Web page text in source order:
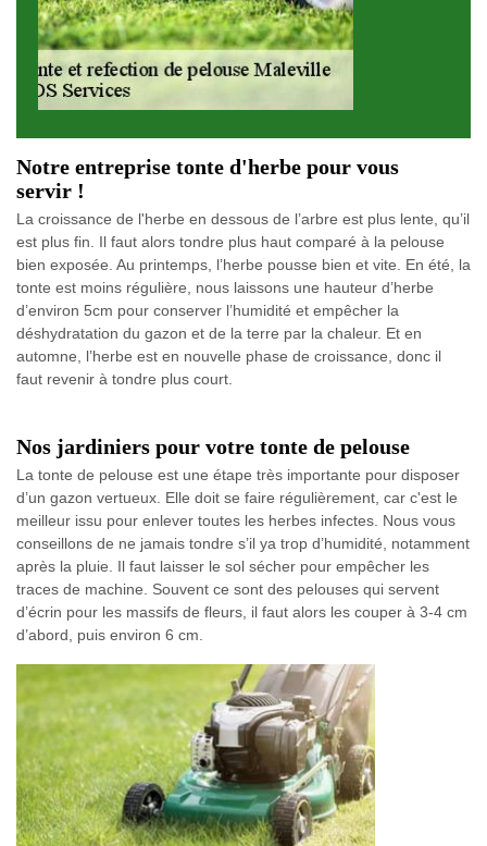
Notre entreprise tonte d'herbe pour vous
servir !
La croissance de l'herbe en dessous de l’arbre est plus lente, qu’il
est plus fin. Il faut alors tondre plus haut comparé à la pelouse
bien exposée. Au printemps, l’herbe pousse bien et vite. En été, la
tonte est moins régulière, nous laissons une hauteur d’herbe
d’environ 5cm pour conserver l’humidité et empêcher la
déshydratation du gazon et de la terre par la chaleur. Et en
automne, l’herbe est en nouvelle phase de croissance, donc il
faut revenir à tondre plus court.
Nos jardiniers pour votre tonte de pelouse
La tonte de pelouse est une étape très importante pour disposer
d’un gazon vertueux. Elle doit se faire régulièrement, car c'est le
meilleur issu pour enlever toutes les herbes infectes. Nous vous
conseillons de ne jamais tondre s’il ya trop d’humidité, notamment
après la pluie. Il faut laisser le sol sécher pour empêcher les
traces de machine. Souvent ce sont des pelouses qui servent
d’écrin pour les massifs de fleurs, il faut alors les couper à 3-4 cm
d’abord, puis environ 6 cm.